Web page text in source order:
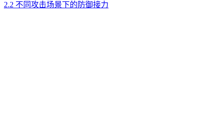
2.2 不同攻击场景下的防御接力